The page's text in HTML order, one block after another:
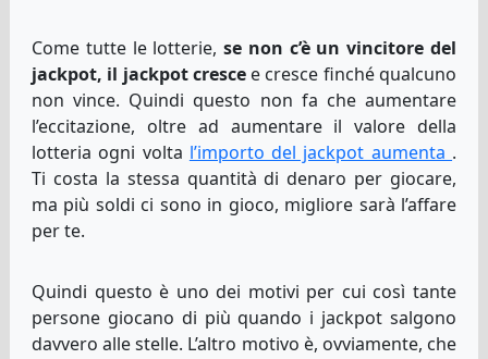
Come tutte le lotterie,se non c’è un vincitore del
jackpot, il jackpot cresce e cresce finché qualcuno
non vince. Quindi questo non fa che aumentare
l’eccitazione, oltre ad aumentare il valore della
lotteria ogni volta l’importo del jackpot aumenta .
Ti costa la stessa quantità di denaro per giocare,
ma più soldi ci sono in gioco, migliore sarà l’affare
per te.
Quindi questo è uno dei motivi per cui così tante
persone giocano di più quando i jackpot salgono
davvero alle stelle. L’altro motivo è, ovviamente, che